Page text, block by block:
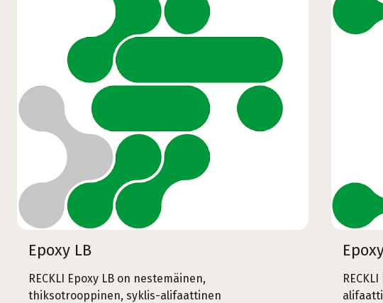
Epoxy LB
RECKLI Epoxy LB on nestemäinen,
thiksotrooppinen, syklis-alifaattinen